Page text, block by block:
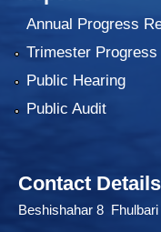
Annual Progress
Trimester Progress
Public Hearing
Public Audit
Contact Details
Beshishahar 8 Fhulbari